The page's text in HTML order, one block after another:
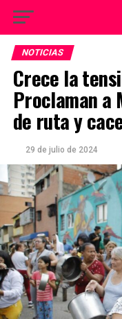
NOTICIAS
Crece la
Proclaman a
de ruta y
29 de julio de 2024